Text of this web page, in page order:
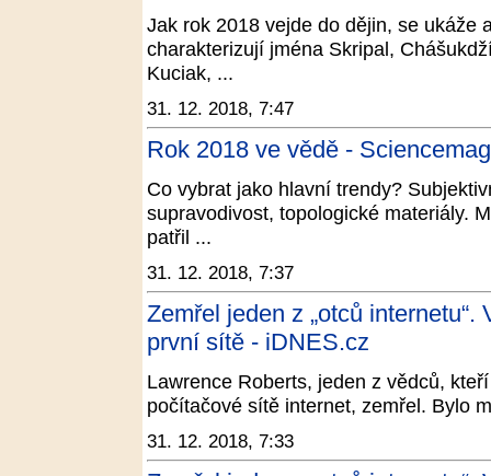
Jak rok 2018 vejde do dějin, se ukáže
charakterizují jména Skripal,
Kuciak, ...
31. 12. 2018, 7:47
Rok 2018 ve vědě -
Co vybrat jako hlavní trendy?
supravodivost, topologické materiály.
patřil ...
31. 12. 2018, 7:37
Zemřel jeden z „otců
první sítě - iDNES.cz
Lawrence Roberts, jeden z vědců,
počítačové sítě internet, zemřel. Bylo
31. 12. 2018, 7:33